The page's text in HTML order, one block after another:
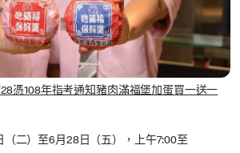
憑108年指考通知豬肉滿福堡加蛋買一送一
（二）至6月28日（五），上午7:00至